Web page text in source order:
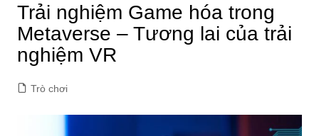
Trải nghiệm Game hóa trong
Metaverse – Tương lai của trải
nghiệm VR
Trò chơi